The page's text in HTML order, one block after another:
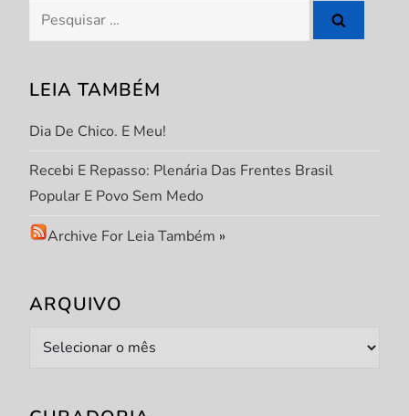
Pesquisar
por:
LEIA TAMBÉM
Dia De Chico. E Meu!
Recebi E Repasso: Plenária Das Frentes Brasil
Popular E Povo Sem Medo
Archive For Leia Também »
ARQUIVO
Arquivo